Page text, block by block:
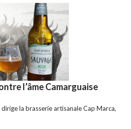
l’âme Camarguaise
la brasserie artisanale Cap Marca,